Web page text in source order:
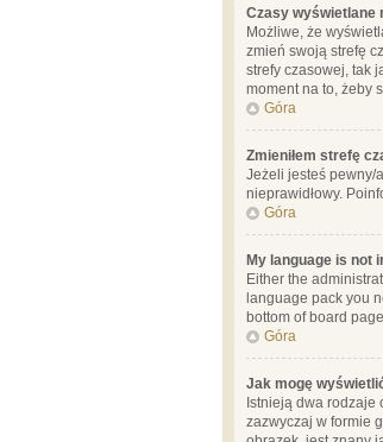
Czasy wyświetlane
Możliwe, że
zmień swoją strefę
strefy czasowej, tak
moment na to, żeby
Góra
Zmieniłem strefę
Jeżeli jesteś pewny/
nieprawidłowy.
Góra
My language is not
Either the
language pack you
bottom of board
Góra
Jak mogę
Istnieją dwa
zazwyczaj w formie